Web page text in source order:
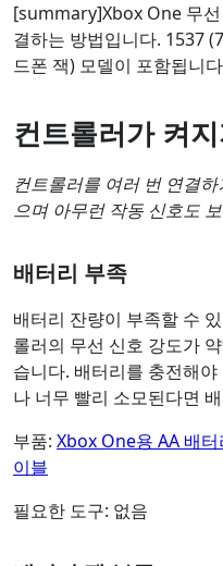
[summary]Xbox One 무
결하는 방법입니다. 1537
드폰 잭) 모델이 포함됩니
컨트롤러가 켜
컨트롤러를 여러 번 연결
으며 아무런 작동 신호도
배터리 부족
배터리 잔량이 부족할 수
롤러의 무선 신호 강도가
습니다. 배터리를 충전해
나 너무 빨리 소모된다면
부품: Xbox One용 AA 배터
이블
필요한 도구: 없음